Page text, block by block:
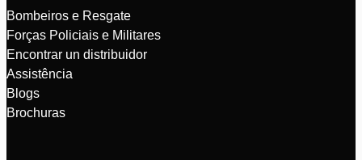
Bombeiros e Resgate
Forças Policiais e Militares
Encontrar un distribuidor
Assistência
Blogs
Brochuras